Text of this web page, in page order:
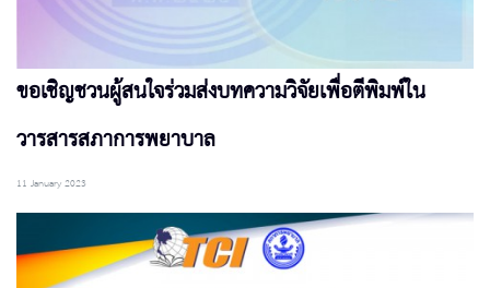
ขอเชิญชวนผู้สนใจร่วมส่งบทความวิจัยเพื่อตีพิมพ์ใน
วารสารสภาการพยาบาล
11 January 2023